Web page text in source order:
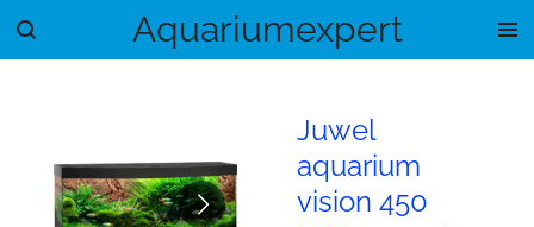
Ga
Aquariumexpert
Juwel
aquarium
vision 450